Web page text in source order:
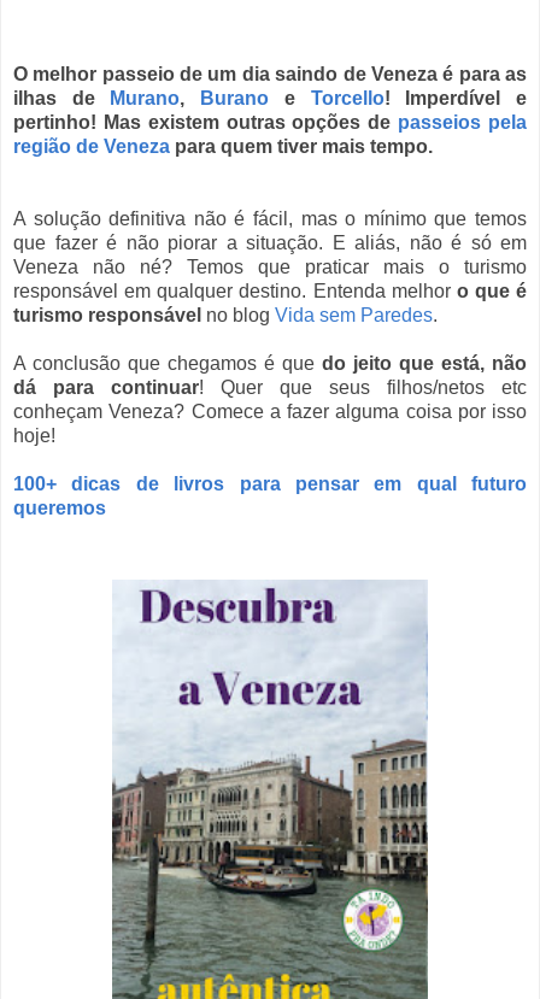
O melhor passeio de um dia saindo de Veneza é para as
ilhas de
Murano, Burano e Torcello! Imperdível e
pertinho! Mas existem outras opções de passeios pela
região de Veneza para quem tiver mais tempo.
A solução definitiva não é fácil, mas o mínimo que temos
que fazer é não piorar a situação. E aliás, não é só em
Veneza não né? Temos que praticar mais o turismo
responsável em qualquer destino. Entenda melhor o que é
turismo responsável no blog Vida sem Paredes.
A conclusão que chegamos é que do jeito que está, não
dá para continuar! Quer que seus filhos/netos etc
conheçam Veneza? Comece a fazer alguma coisa por isso
hoje!
100+ dicas de livros para pensar em qual futuro
queremos